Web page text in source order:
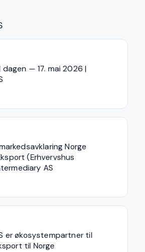
— 17. mai 2026 |
Norge
(Erhvervshus
AS
er økosystempartner til
til Norge